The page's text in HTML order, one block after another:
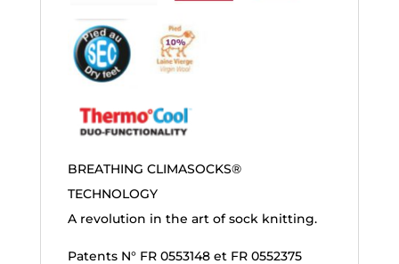
BREATHING CLIMASOCKS®
TECHNOLOGY
A revolution in the art of sock knitting.
Patents N° FR 0553148 et FR 0552375